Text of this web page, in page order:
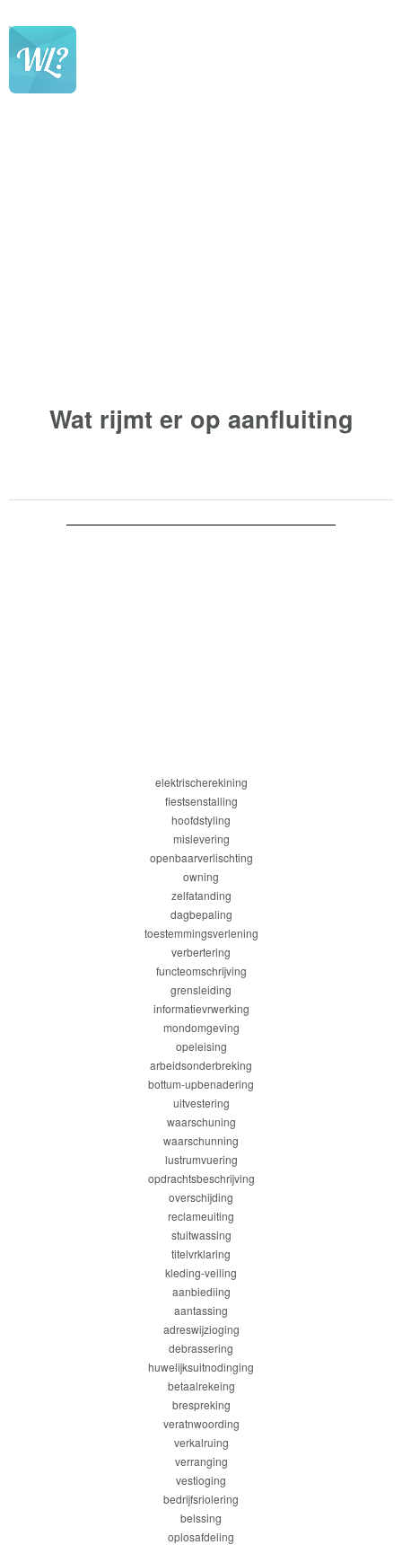
Wat rijmt er op aanfluiting
elektrischerekining
fiestsenstalling
hoofdstyling
mislevering
openbaarverlischting
owning
zelfatanding
dagbepaling
toestemmingsverlening
verbertering
functeomschrijving
grensleiding
informatievrwerking
mondomgeving
opeleising
arbeidsonderbreking
bottum-upbenadering
uitvestering
waarschuning
waarschunning
lustrumvuering
opdrachtsbeschrijving
overschijding
reclameuiting
stuitwassing
titelvrklaring
kleding-veiling
aanbiediing
aantassing
adreswijzioging
debrassering
huwelijksuitnodinging
betaalrekeing
brespreking
veratnwoording
verkalruing
verranging
vestioging
bedrijfsriolering
belssing
oplosafdeling